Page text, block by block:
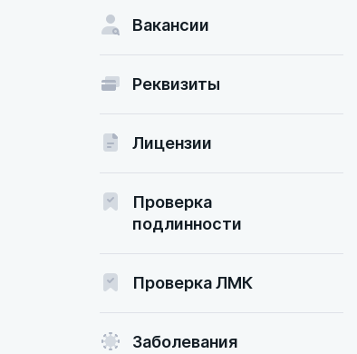
Вакансии
Реквизиты
Лицензии
Проверка
подлинности
Проверка ЛМК
Заболевания